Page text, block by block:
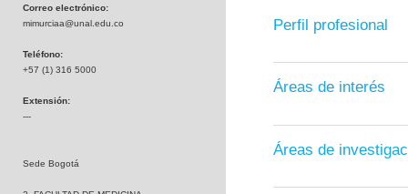
Correo electrónico:
mimurciaa@unal.edu.co
Teléfono:
+57 (1) 316 5000
Extensión:
---
Sede Bogotá
Perfil profesional
Áreas de interés
Áreas de